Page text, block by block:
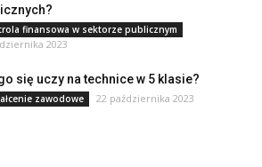
finansowa w sektorze publicznym
2023
się uczy na technice w 5 klasie?
zawodowe 22 października 2023